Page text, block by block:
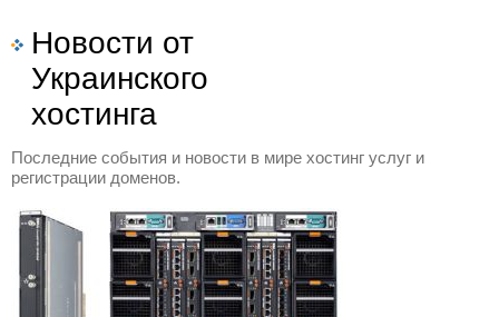
Новости от
Украинского
хостинга
Последние события и новости в мире хостинг услуг и
регистрации доменов.